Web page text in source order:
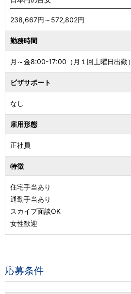
238,667円～572,802円
勤務時間
月～金8:00-17:00（月１回土曜日出勤）
ビザサポート
なし
雇用形態
正社員
特徴
住宅手当あり
通勤手当あり
スカイプ面談OK
女性歓迎
応募条件